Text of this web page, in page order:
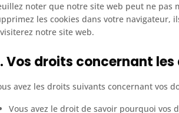
noter que notre site web peut ne pas
les cookies dans votre navigateur,
notre site web.
Vos droits concernant les
avez les droits suivants concernant vos
Vous avez le droit de savoir pourquoi vos